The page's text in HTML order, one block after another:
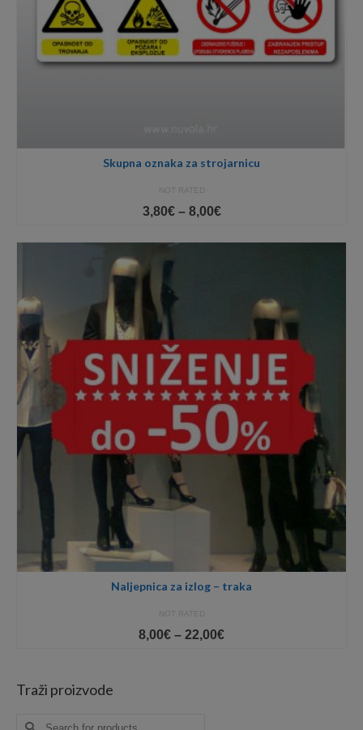
Skupna oznaka za strojarnicu
NOT RATED
3,80€ – 8,00€Price
3,80€
Naljepnica za izlog – traka
NOT RATED
8,00€ – 22,00€Price
Traži proizvode
Search